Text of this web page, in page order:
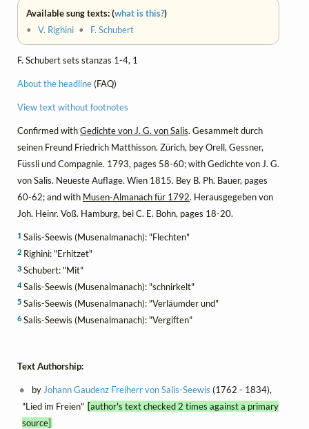
Available sung texts: (what is this?)
•V. Righini • F. Schubert
F. Schubert sets stanzas 1-4, 1
About the headline(FAQ)
View text without footnotes
Confirmed withGedichte von J. G. von Salis. Gesammelt durch
seinen Freund Friedrich Matthisson. Zürich, bey Orell, Gessner,
Füssli und Compagnie. 1793, pages 58-60; with Gedichte von J. G.
von Salis. Neueste Auflage. Wien 1815. Bey B. Ph. Bauer, pages
60-62; and with Musen-Almanach für 1792. Herausgegeben von
Joh. Heinr. Voß. Hamburg, bei C. E. Bohn, pages 18-20.
1 Salis-Seewis (Musenalmanach): "Flechten"
2 Righini: "Erhitzet"
3 Schubert: "Mit"
4Salis-Seewis (Musenalmanach): "schnirkelt"
5 Salis-Seewis (Musenalmanach): "Verläumder und"
6 Salis-Seewis (Musenalmanach): "Vergiften"
Text Authorship:
by Johann Gaudenz Freiherr von Salis-Seewis (1762 - 1834),
"Lied im Freien" [author's text checked 2 times against a primary
source]